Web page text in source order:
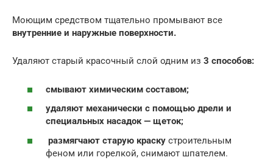
Моющим средством тщательно промывают все
внутренние и наружные поверхности.
Удаляют старый красочный слой одним из 3 способов:
смывают химическим составом;
удаляют механически с помощью дрели и
специальных насадок — щеток;
размягчают старую краску строительным
феном или горелкой, снимают шпателем.